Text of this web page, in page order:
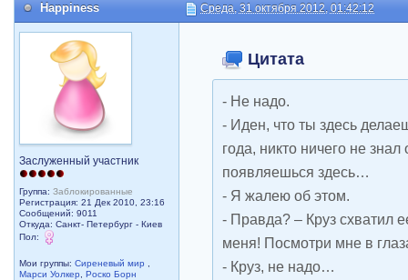
Happiness Среда, 31 октября 2012, 01:42:12
Заслуженный участник
Группа:Заблокированные
Регистрация: 21 Дек 2010, 23:16
Сообщений: 9011
Откуда: Санкт- Петербург - Киев
Пол:
Мои группы:Сиреневый мир
Марси Уолкер
,Роско Борн
Цитата
- Не надо.
- Иден, что ты здесь
года, никто ничего не знал
появляешься здесь…
- Я жалею об этом.
- Правда? – Круз схватил
меня! Посмотри мне в
- Круз, не надо…